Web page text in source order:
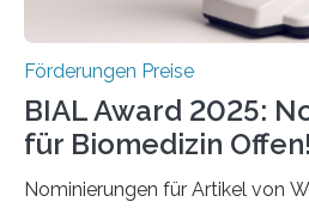
Förderungen Preise
BIAL Award 2025:
für Biomedizin Offen!
Nominierungen für Artikel von